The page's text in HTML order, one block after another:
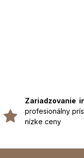
Zariadzovanie
profesionálny
nízke ceny